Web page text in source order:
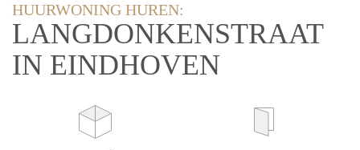
HUURWONING HUREN:
LANGDONKENSTRAAT
IN EINDHOVEN